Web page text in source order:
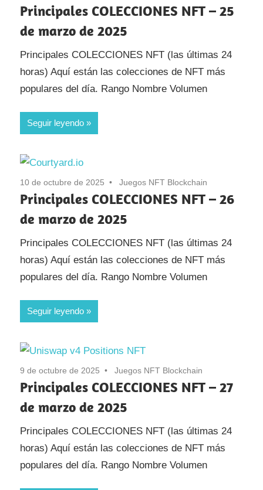
Principales COLECCIONES NFT – 25
de marzo de 2025
Principales COLECCIONES NFT (las últimas 24
horas) Aquí están las colecciones de NFT más
populares del día. Rango Nombre Volumen
Seguir leyendo
10 de octubre de 2025 Juegos NFT Blockchain
Principales COLECCIONES NFT – 26
de marzo de 2025
Principales COLECCIONES NFT (las últimas 24
horas) Aquí están las colecciones de NFT más
populares del día. Rango Nombre Volumen
Seguir leyendo
9 de octubre de 2025 Juegos NFT Blockchain
Principales COLECCIONES NFT – 27
de marzo de 2025
Principales COLECCIONES NFT (las últimas 24
horas) Aquí están las colecciones de NFT más
populares del día. Rango Nombre Volumen